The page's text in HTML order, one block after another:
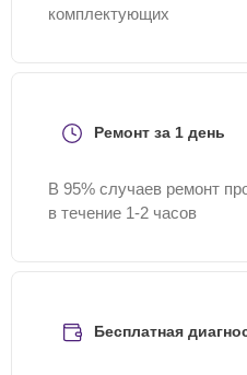
комплектующих
Ремонт за 1 день
В 95% случаев ремонт
в течение 1-2 часов
Бесплатная